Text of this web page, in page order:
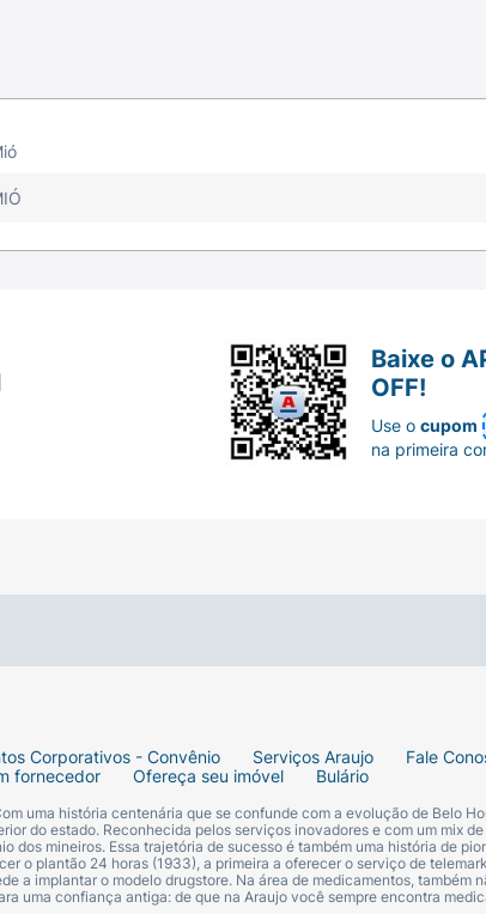
Corporativos - Convênio Serviços Araujo
Fale
fornecedor Ofereça seu imóvel Bulário
uma história centenária que se confunde com a evolução de Belo
do estado. Reconhecida pelos serviços inovadores e com um mix
dos mineiros. Essa trajetória de sucesso é também uma história de
o plantão 24 horas (1933), a primeira a oferecer o serviço de
a implantar o modelo drugstore. Na área de medicamentos, também
uma confiança antiga: de que na Araujo você sempre encontra
Baixe o
OFF!
Use ocupom
na primeira